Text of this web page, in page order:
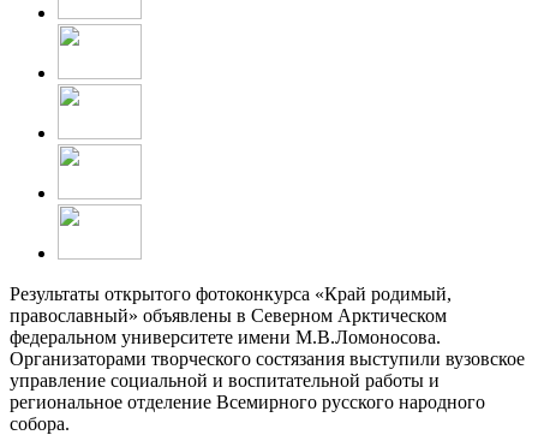
Результаты открытого фотоконкурса «Край родимый,
православный» объявлены в Северном Арктическом
федеральном университете имени М.В.Ломоносова.
Организаторами творческого состязания выступили вузовское
управление социальной и воспитательной работы и
региональное отделение Всемирного русского народного
собора.